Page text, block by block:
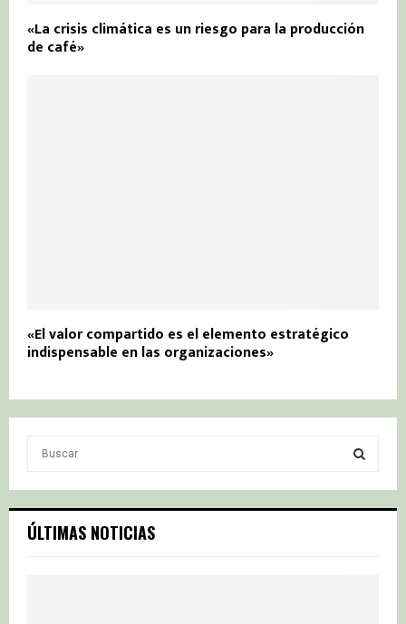
«La crisis climática es un riesgo para la producción
de café»
«El valor compartido es el elemento estratégico
indispensable en las organizaciones»
c
h
S
ÚLTIMAS NOTICIAS